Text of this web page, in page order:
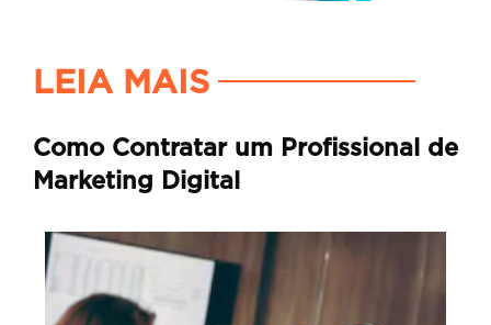
LEIA MAIS
Como Contratar um Profissional de
Marketing Digital